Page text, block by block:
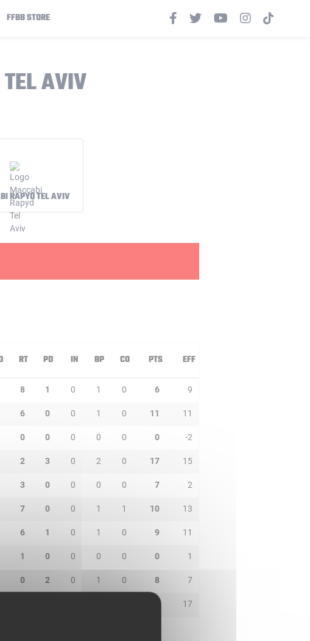
FFBB STORE
AVIV
RAPYD TEL AVIV
RT PD IN BP CO PTS EFF
8 1 0 1 0 6 9
6 0 0 1 0 11 11
0 0 0 0 0 0 -2
2 3 0 2 0 17 15
3 0 0 0 0 7 2
7 0 0 1 1 10 13
6 1 0 1 0 9 11
1 0 0 0 0 0 1
0 2 0 1 0 8 7
17